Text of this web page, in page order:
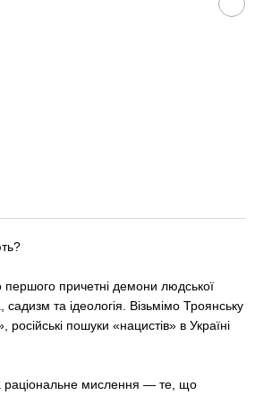
першого причетні демони людської
та ідеологія. Візьмімо Троянську
пошуки «нацистів» в Україні
раціональне мислення — те, що